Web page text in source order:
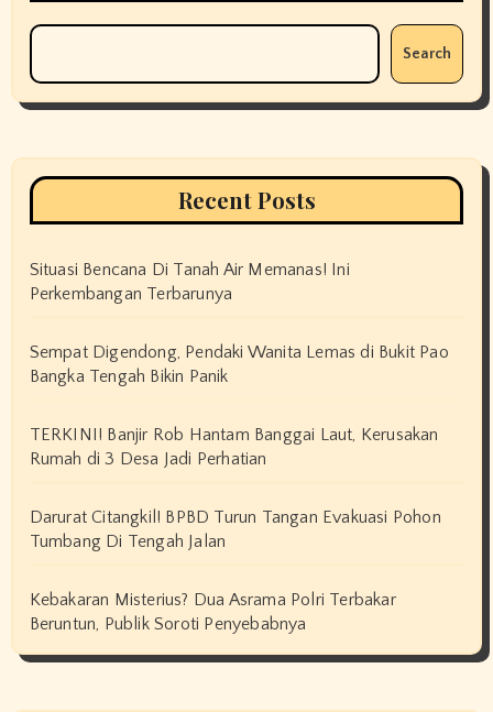
Search
Recent Posts
Situasi Bencana Di Tanah Air Memanas! Ini
Perkembangan Terbarunya
Sempat Digendong, Pendaki Wanita Lemas di Bukit Pao
Bangka Tengah Bikin Panik
TERKINI! Banjir Rob Hantam Banggai Laut, Kerusakan
Rumah di 3 Desa Jadi Perhatian
Darurat Citangkil! BPBD Turun Tangan Evakuasi Pohon
Tumbang Di Tengah Jalan
Kebakaran Misterius? Dua Asrama Polri Terbakar
Beruntun, Publik Soroti Penyebabnya